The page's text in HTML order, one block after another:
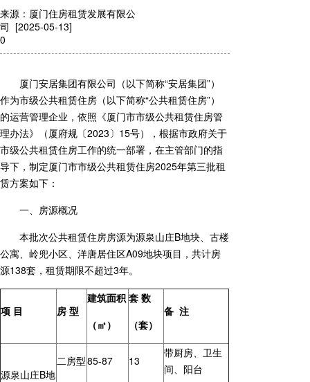
来源：厦门住房租赁发展有限公
司 [2025-05-13]
0
厦门安居集团有限公司（以下简称“安居集团”）
作为市级公共租赁住房（以下简称“公共租赁住房”）
的运营管理企业，依照《厦门市市级公共租赁住房管
理办法》（厦府规〔2023〕15号），根据市政府关于
市级公共租赁住房工作的统一部署，在主管部门的指
导下，制定厦门市市级公共租赁住房2025年第三批租
赁方案如下：
一、房源概况
本批次公共租赁住房房源为源泉山庄B地块、古楼
公寓、岭兜小区
洋唐居住区A09地块项目，共计房
源138套，租赁期限不超过3年。
项 目 房 型
建筑面积
（㎡）
套 数
（套）
备 注
源泉山庄B地
二房型85-87 13
带厨房、卫生
间、阳台